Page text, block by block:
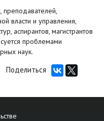
власти и управления,
аспирантов, магистрантов
проблемами
наук.
Поделиться